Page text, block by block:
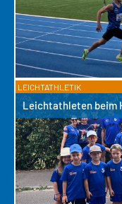
LEICHTATHLETIK
Leichtathleten beim